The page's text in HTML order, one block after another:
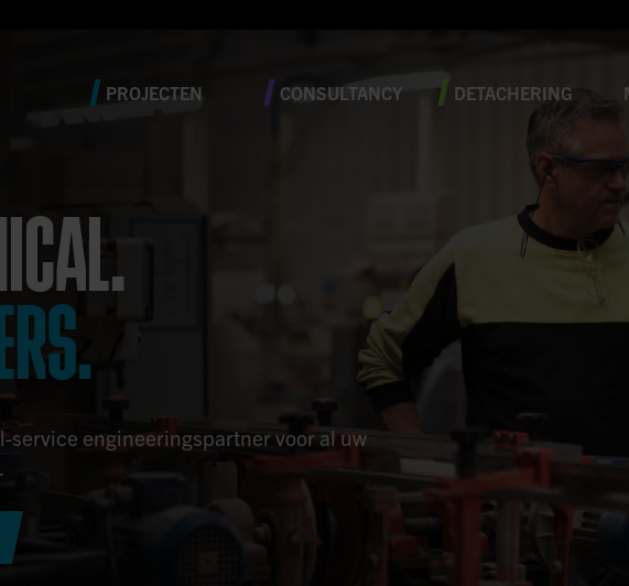
PROJECTEN CONSULTANCY DETACHERING
service engineeringspartner voor al uw